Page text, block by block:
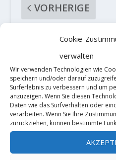
Cookie-
verwalten
Wir verwenden Technologien wie
speichern und/oder darauf
Surferlebnis zu verbessern und um
anzuzeigen. Wenn Sie diesen
Daten wie das Surfverhalten oder
verarbeiten. Wenn Sie Ihre
zurückziehen, können bestimmte
VORHERIGE
Hammelmüller
klettert zwei 9a-
Routen